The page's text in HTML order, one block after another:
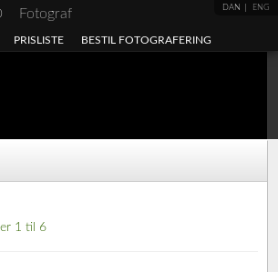
DAN ENG
Fotograf
PRISLISTE BESTIL FOTOGRAFERING
1 til 6